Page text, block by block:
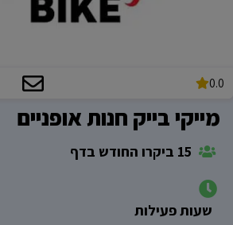
0.0
מייקי בייק חנות אופניים
שעות פעילות